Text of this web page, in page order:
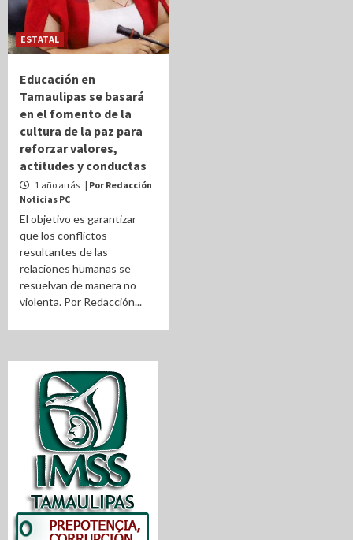
ESTATAL
Educación en
Tamaulipas se basará
en el fomento de la
cultura de la paz para
reforzar valores,
actitudes y conductas
1 año atrás | Por Redacción
Noticias PC
El objetivo es garantizar
que los conflictos
resultantes de las
relaciones humanas se
resuelvan de manera no
violenta. Por Redacción...